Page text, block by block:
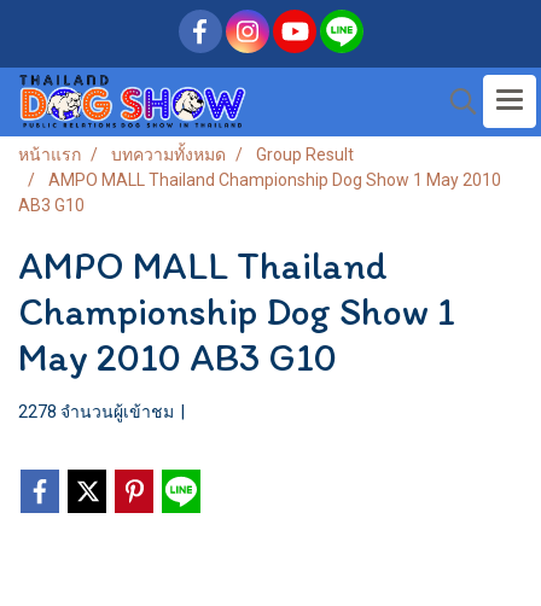
หน้าแรก บทความทั้งหมด
Group Result
AMPO MALL Thailand Championship Dog Show 1 May 2010
AB3 G10
AMPO MALL Thailand
Championship Dog Show 1
May 2010 AB3 G10
2278 จำนวนผู้เข้าชม